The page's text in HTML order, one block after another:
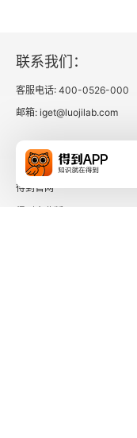
联系我们：
客服电话: 400-0526-000
邮箱: iget@luojilab.com
相关链接：
得到官网